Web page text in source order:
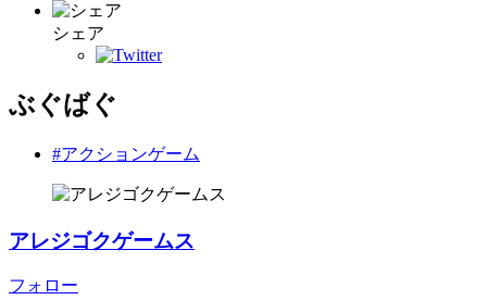
シェア
ぶぐばぐ
#アクションゲーム
アレジゴクゲームス
フォロー